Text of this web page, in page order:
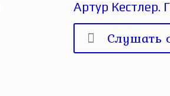
Артур Кестлер.
Слушать